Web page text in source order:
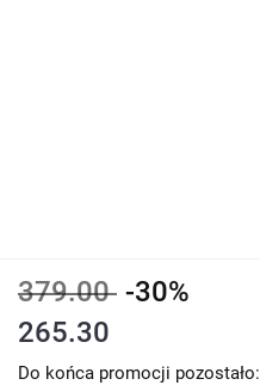
379.00 -30%
265.30
Do końca promocji pozostało: